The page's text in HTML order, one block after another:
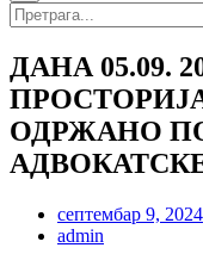
ДАНА 05.09.
ОДРЖАНО
септембар 9, 2024
admin